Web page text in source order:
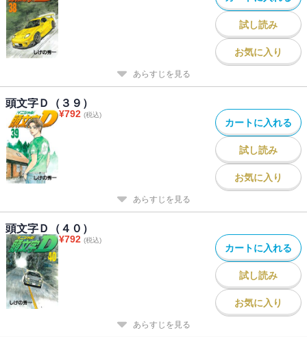
試し読み
お気に入り
あらすじを見る
頭文字Ｄ（３９）
¥792 (税込)
カートに入れる
試し読み
お気に入り
あらすじを見る
頭文字Ｄ（４０）
¥792 (税込)
カートに入れる
試し読み
お気に入り
あらすじを見る